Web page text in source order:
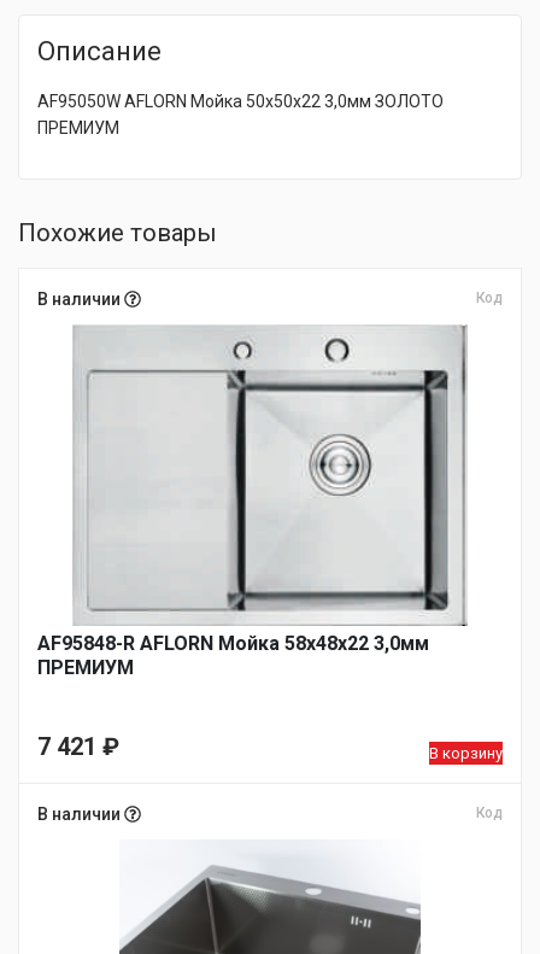
Описание
AF95050W AFLORN Мойка 50х50х22 3,0мм ЗОЛОТО
ПРЕМИУМ
Похожие товары
В наличии Код
AF95848-R AFLORN Мойка 58х48х22 3,0мм
ПРЕМИУМ
7 421 ₽ В корзину
В наличии Код